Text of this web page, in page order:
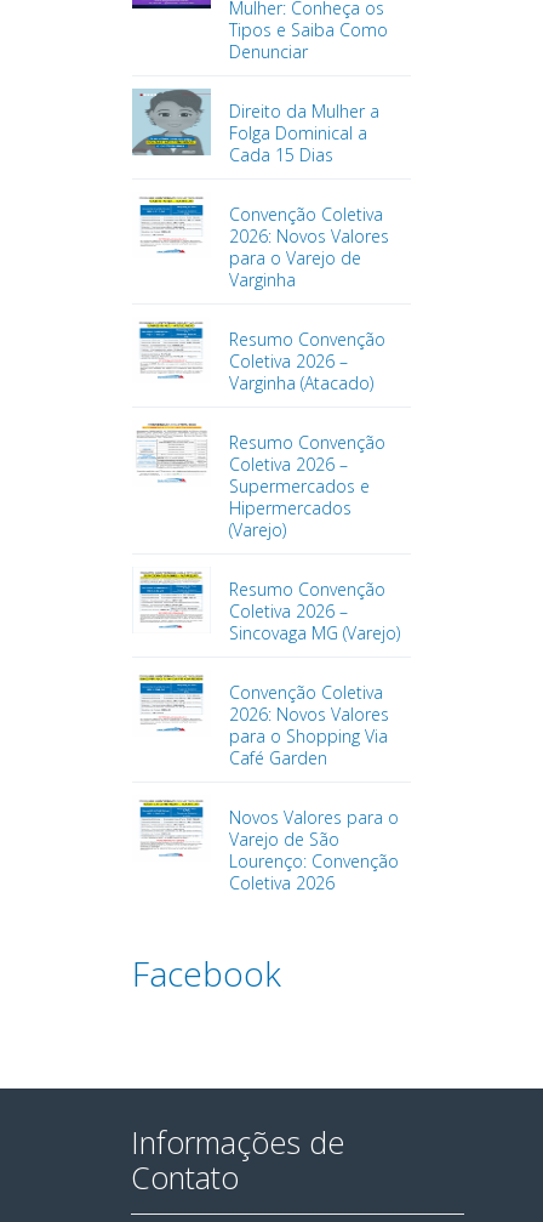
Mulher: Conheça os
Tipos e Saiba Como
Denunciar
Direito da Mulher a
Folga Dominical a
Cada 15 Dias
Convenção Coletiva
2026: Novos Valores
para o Varejo de
Varginha
Resumo Convenção
Coletiva 2026 –
Varginha (Atacado)
Resumo Convenção
Coletiva 2026 –
Supermercados e
Hipermercados
(Varejo)
Resumo Convenção
Coletiva 2026 –
Sincovaga MG (Varejo)
Convenção Coletiva
2026: Novos Valores
para o Shopping Via
Café Garden
Novos Valores para o
Varejo de São
Lourenço: Convenção
Coletiva 2026
Facebook
Informações de
Contato